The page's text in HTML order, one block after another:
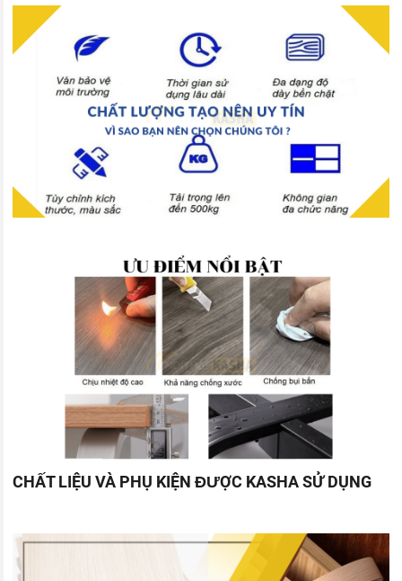
CHẤT LIỆU VÀ PHỤ KIỆN ĐƯỢC KASHA SỬ DỤNG